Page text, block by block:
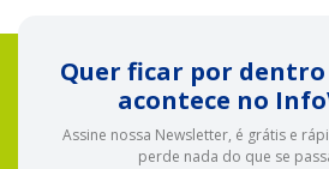
Quer ficar por
acontece no
Assine nossa Newsletter, é grátis e
perde nada do que se